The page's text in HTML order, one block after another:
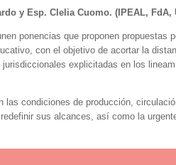
y Esp. Clelia Cuomo. (IPEAL, FdA,
ponencias que proponen
con el objetivo de acortar la
explicitadas en los
las condiciones de producción,
sus alcances, así como la